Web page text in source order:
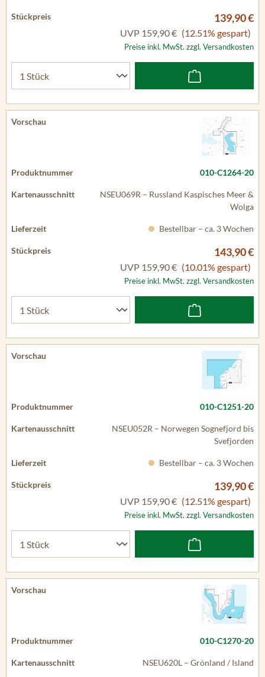
139,90 €
UVP 159,90 € (12.51% gespart)
Preise inkl. MwSt. zzgl. Versandkosten
010-C1264-20
NSEU069R – Russland Kaspisches Meer &
Wolga
Bestellbar – ca. 3 Wochen
143,90 €
UVP 159,90 € (10.01% gespart)
Preise inkl. MwSt. zzgl. Versandkosten
010-C1251-20
NSEU052R – Norwegen Sognefjord bis
Svefjorden
Bestellbar – ca. 3 Wochen
139,90 €
UVP 159,90 € (12.51% gespart)
Preise inkl. MwSt. zzgl. Versandkosten
010-C1270-20
NSEU620L – Grönland / Island